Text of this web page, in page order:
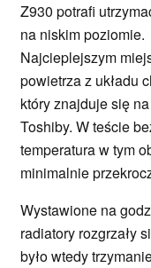
Z930 potrafi
na niskim poziomie.
Najcieplejszym
powietrza z układu
który znajduje się
Toshiby. W teście
temperatura w tym
minimalnie
Wystawione na
radiatory rozgrzały
było wtedy